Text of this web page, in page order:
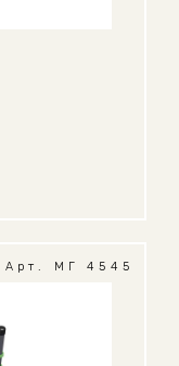
Арт. МГ 4545